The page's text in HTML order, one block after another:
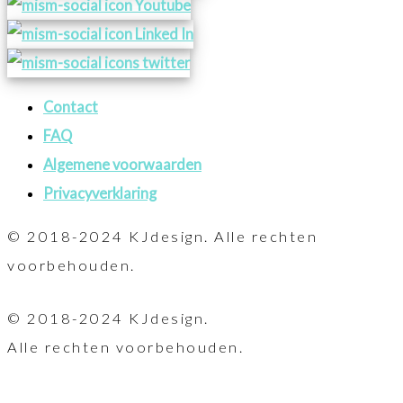
Contact
FAQ
Algemene voorwaarden
Privacyverklaring
© 2018-2024 KJdesign. Alle rechten
voorbehouden.
© 2018-2024 KJdesign.
Alle rechten voorbehouden.